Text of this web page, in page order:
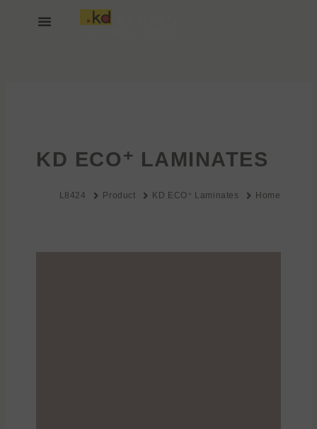
KD ECO⁺ LAMINATES
Home
KD ECO⁺ Laminates
Product
L8424